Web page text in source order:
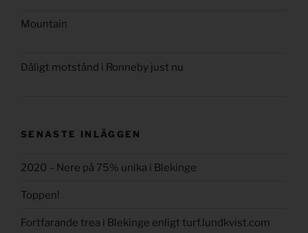
Mountain
Dåligt motstånd i Ronneby just nu
SENASTE INLÄGGEN
2020 – Nere på 75% unika i Blekinge
Toppen!
Fortfarande trea i Blekinge enligt turf.lundkvist.com